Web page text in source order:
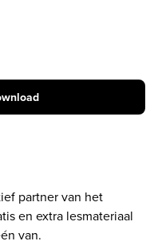
partner van het
en extra lesmateriaal
van.